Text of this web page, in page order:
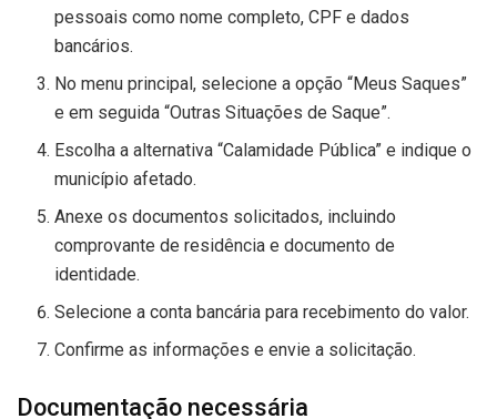
pessoais como nome completo, CPF e dados
bancários.
No menu principal, selecione a opção “Meus Saques”
e em seguida “Outras Situações de Saque”.
Escolha a alternativa “Calamidade Pública” e indique o
município afetado.
Anexe os documentos solicitados, incluindo
comprovante de residência e documento de
identidade.
Selecione a conta bancária para recebimento do valor.
Confirme as informações e envie a solicitação.
Documentação necessária